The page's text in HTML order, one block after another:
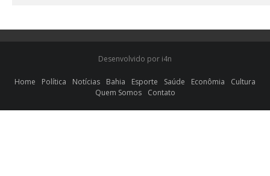
Desenvolvido por i4n
Home Política Notícias Bahia Esporte Saúde Econômia
Cultura
Quem Somos
Contato